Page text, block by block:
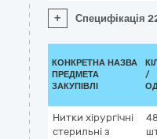
+ Специфікація
КОНКРЕТНА НАЗВА
ПРЕДМЕТА
ЗАКУПІВЛІ
/
Нитки хірургічні
стерильні з